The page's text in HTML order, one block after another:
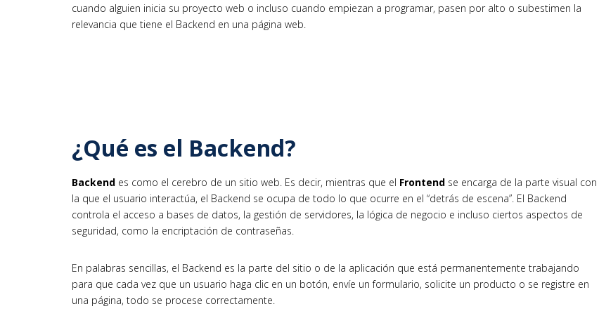
cuando alguien inicia su proyecto web o incluso cuando empiezan a programar, pasen por alto o subestimen la
relevancia que tiene el Backend en una página web.
¿Qué es el Backend?
Backend es como el cerebro de un sitio web. Es decir, mientras que el Frontend se encarga de la parte visual con
la que el usuario interactúa, el Backend se ocupa de todo lo que ocurre en el “detrás de escena”. El Backend
controla el acceso a bases de datos, la gestión de servidores, la lógica de negocio e incluso ciertos aspectos de
seguridad, como la encriptación de contraseñas.
En palabras sencillas, el Backend es la parte del sitio o de la aplicación que está permanentemente trabajando
para que cada vez que un usuario haga clic en un botón, envíe un formulario, solicite un producto o se registre en
una página, todo se procese correctamente.